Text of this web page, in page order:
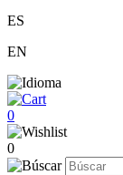
ES
EN
0
0